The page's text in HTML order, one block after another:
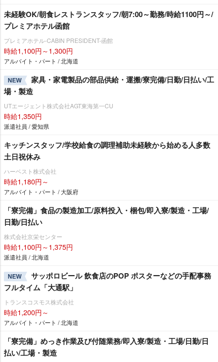
未経験OK/朝食レストランスタッフ/朝7:00～勤務/時給1100円～/
プレミアホテル函館
プレミアホテル-CABIN PRESIDENT-函館
時給1,100円～1,300円
アルバイト・パート / 北海道
NEW
家具・家電製品の部品供給・運搬/寮完備/日勤/日払い/工
場・製造
UTエージェント株式会社AGT東海第一CU
時給1,350円
派遣社員 / 愛知県
キッチンスタッフ/学校給食の調理補助未経験から始める人多数
土日祝休み
ハーベスト株式会社
時給1,180円～
アルバイト・パート / 大阪府
「寮完備」食品の製造加工/原料投入・梱包/即入寮/製造・工場/
日勤/日払い
株式会社京栄センター
時給1,100円～1,375円
派遣社員 / 北海道
NEW
サッポロビール 飲食店のPOP ポスターなどの手配事務
フルタイム「大通駅」
トランスコスモス株式会社
時給1,200円～
アルバイト・パート / 北海道
「寮完備」めっき作業及び付随業務/即入寮/製造・工場/日勤/日
払い/工場・製造